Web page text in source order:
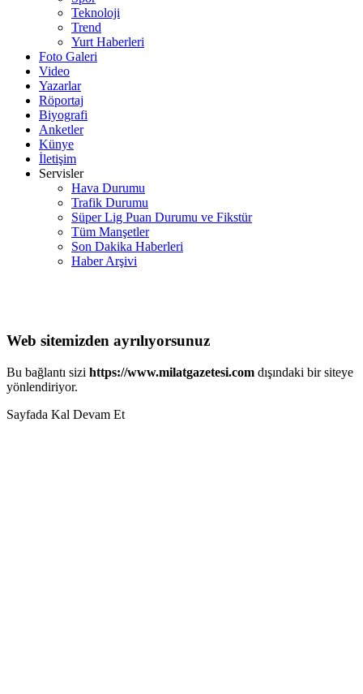
Teknoloji
Trend
Yurt Haberleri
Foto Galeri
Video
Yazarlar
Röportaj
Biyografi
Anketler
Künye
İletişim
Servisler
Hava Durumu
Trafik Durumu
Süper Lig Puan Durumu ve Fikstür
Tüm Manşetler
Son Dakika Haberleri
Haber Arşivi
Web sitemizden ayrılıyorsunuz
Bu bağlantı sizi https://www.milatgazetesi.com dışındaki bir siteye
yönlendiriyor.
Sayfada Kal Devam Et